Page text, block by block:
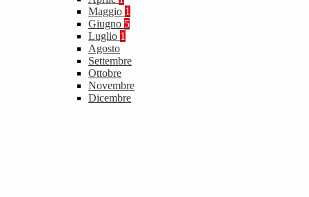
Maggio 1
Giugno 5
Luglio 1
Agosto
Settembre
Ottobre
Novembre
Dicembre